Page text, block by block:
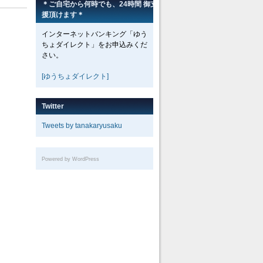
＊ご自宅から何時でも、24時間 御支
援頂けます＊
インターネットバンキング「ゆう
ちょダイレクト」をお申込みくだ
さい。
[ゆうちょダイレクト]
Twitter
Tweets by tanakaryusaku
Powered by WordPress